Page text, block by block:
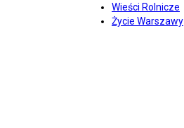
Wieści Rolnicze
Życie Warszawy